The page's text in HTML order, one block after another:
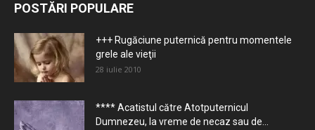
POSTĂRI POPULARE
+++ Rugăciune puternică pentru momentele
grele ale vieţii
28 iulie 2010
**** Acatistul către Atotputernicul
Dumnezeu, la vreme de necaz sau de...